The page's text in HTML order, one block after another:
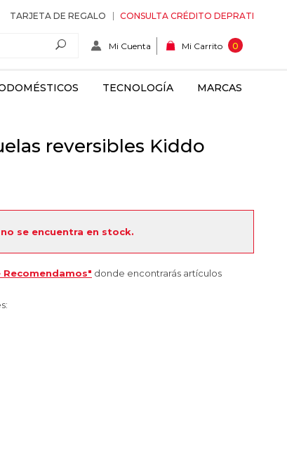
TARJETA DE REGALO CONSULTA CRÉDITO DEPRATI
Mi Cuenta Mi Carrito 0
TECNOLOGÍA MARCAS
reversibles Kiddo
se encuentra en stock.
Recomendamos" donde encontrarás artículos